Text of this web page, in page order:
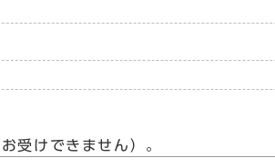
受けできません）。